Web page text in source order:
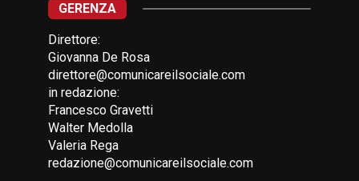
GERENZA
Direttore:
Giovanna De Rosa
direttore@comunicareilsociale.com
in redazione:
Francesco Gravetti
Walter Medolla
Valeria Rega
redazione@comunicareilsociale.com